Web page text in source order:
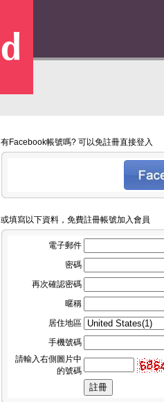
有Facebook帳號嗎? 可以免註冊直接登入
或填寫以下資料，免費註冊帳號加入會員
電子郵件
密碼
再次確認密碼
暱稱
居住地區
手機號碼
請輸入右側圖片中
的號碼